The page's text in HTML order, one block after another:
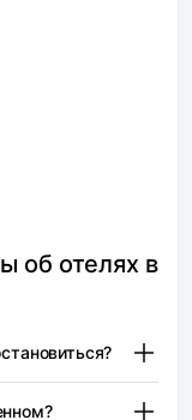
об отелях в